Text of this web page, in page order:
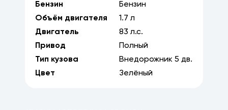
Бензин
Бензин
Объём двигателя
1.7 л
Двигатель
83 л.с.
Привод
Полный
Тип кузова
Внедорожник 5 дв.
Цвет
Зелёный